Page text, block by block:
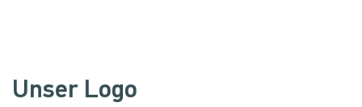
Unser Logo